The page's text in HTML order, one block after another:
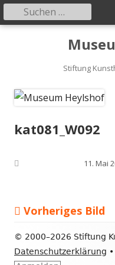
Stiftung
Primäres
nach:
kat081_W092
11. Mai
Vorheriges Bild
Footer
Inhalt
© 2000–2026 Stiftung
Datenschutzerklärung •